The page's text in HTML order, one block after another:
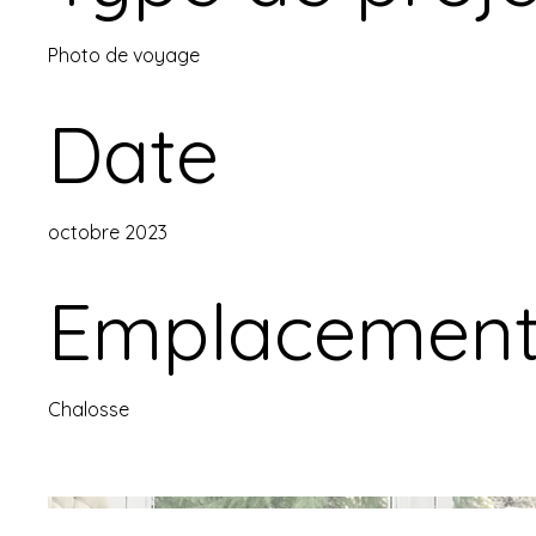
Photo de voyage
Date
octobre 2023
Chalosse